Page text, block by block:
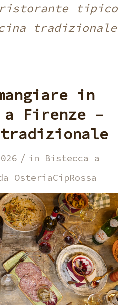
tipico
tradizionale
in
Firenze –
/ in Bistecca a
OsteriaCipRossa